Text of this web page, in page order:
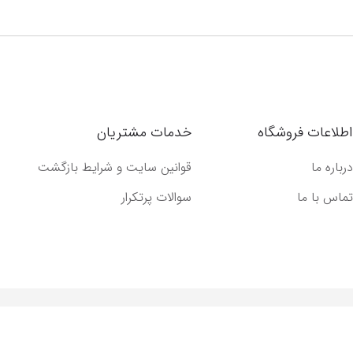
اطلاعات فروشگاه
درباره ما
تماس با ما
خدمات مشتریان
قوانین سایت و شرایط بازگشت
سوالات پرتکرار